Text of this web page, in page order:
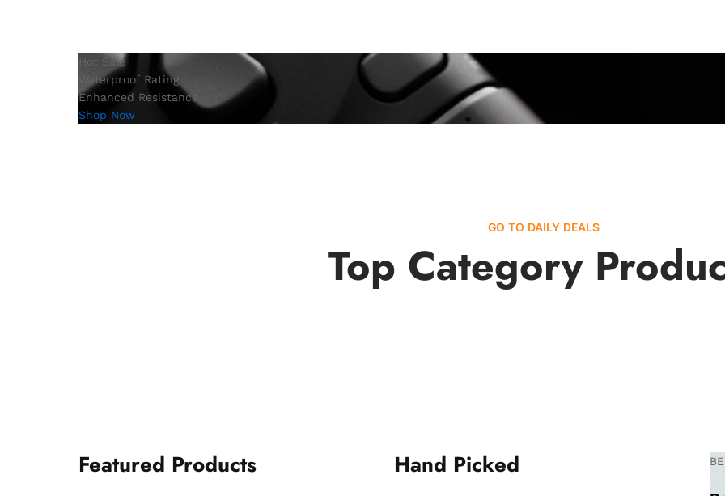
Hot Sale
Waterproof Rating
Enhanced Resistance
Shop Now
GO TO DAILY DEALS
Top Category
Featured Products Hand Picked